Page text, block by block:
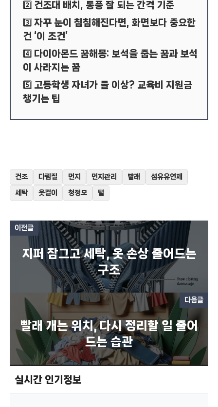
2️⃣ 건조대 배치, 통풍 잘 되는 간격 기준
3️⃣ 자꾸 눈이 침침해진다면, 화면보다 중요한
건 ‘이 조건’
4️⃣ 다이아몬드 꿈해몽: 보석을 줍는 꿈과 보석
이 사라지는 꿈
5️⃣ 고등학생 자녀가 둘 이상? 교육비 지원금
챙기는 팁
건조 다림질 먼지 먼지관리 빨래 섬유유연제
세탁 옷걸이 청정모 털
이전글
지퍼 잠그고 세탁, 옷 손상 줄어드는
구조
다음글
빨래 개는 위치, 다시 정리할 일 줄어
드는 습관
실시간 인기정보